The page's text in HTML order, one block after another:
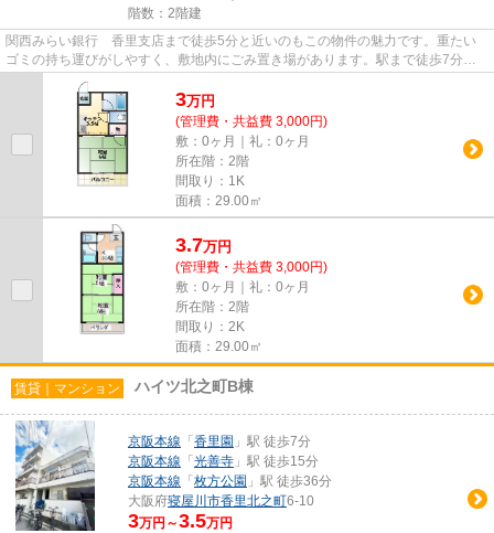
階数：2階建
関西みらい銀行 香里支店まで徒歩5分と近いのもこの物件の魅力です。重たい
ゴミの持ち運びがしやすく、敷地内にごみ置き場があります。駅まで徒歩7分な
ので、アクセスの良い物件です...
3万円
(管理費・共益費 3,000円)
敷：0ヶ月｜礼：0ヶ月
所在階：2階
間取り：1K
面積：29.00㎡
3.7万円
(管理費・共益費 3,000円)
敷：0ヶ月｜礼：0ヶ月
所在階：2階
間取り：2K
面積：29.00㎡
賃貸｜マンション ハイツ北之町B棟
京阪本線 「 香里園 」駅 徒歩7分
京阪本線 「 光善寺 」駅 徒歩15分
京阪本線 「 枚方公園 」駅 徒歩36分
大阪府寝屋川市香里北之町6-10
3万円～3.5万円